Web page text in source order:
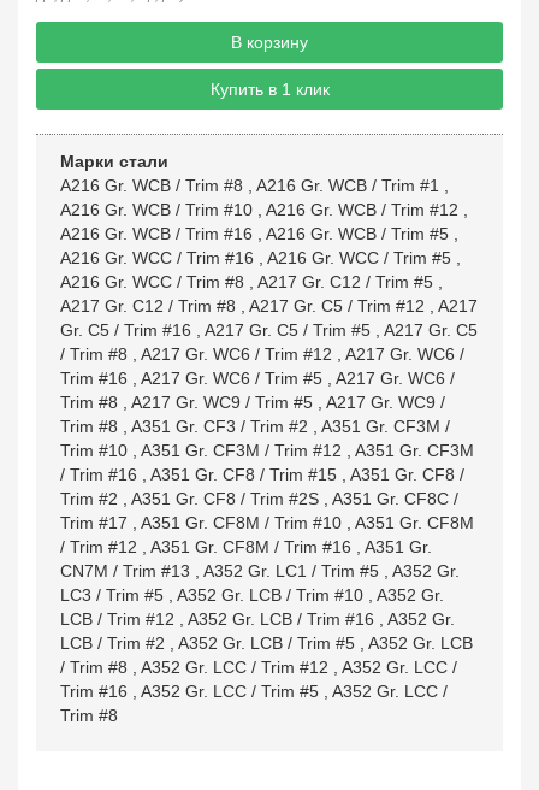
В корзину
Купить в 1 клик
Марки стали
A216 Gr. WCB / Trim #8
A216 Gr. WCB / Trim #1
A216 Gr. WCB / Trim #10
A216 Gr. WCB / Trim #12
A216 Gr. WCB / Trim #16
A216 Gr. WCB / Trim #5
A216 Gr. WCC / Trim #16
A216 Gr. WCC / Trim #5
A216 Gr. WCC / Trim #8
A217 Gr. C12 / Trim #5
A217 Gr. C12 / Trim #8
A217 Gr. C5 / Trim #12
A217
Gr. C5 / Trim #16
A217 Gr. C5 / Trim #5
A217 Gr. C5
/ Trim #8
A217 Gr. WC6 / Trim #12
A217 Gr. WC6 /
Trim #16
A217 Gr. WC6 / Trim #5
A217 Gr. WC6 /
Trim #8
A217 Gr. WC9 / Trim #5
A217 Gr. WC9 /
Trim #8
A351 Gr. CF3 / Trim #2
A351 Gr. CF3M /
Trim #10
A351 Gr. CF3M / Trim #12
A351 Gr. CF3M
/ Trim #16
A351 Gr. CF8 / Trim #15
A351 Gr. CF8 /
Trim #2
A351 Gr. CF8 / Trim #2S
A351 Gr. CF8C /
Trim #17
A351 Gr. CF8M / Trim #10
A351 Gr. CF8M
/ Trim #12
A351 Gr. CF8M / Trim #16
A351 Gr.
CN7M / Trim #13
A352 Gr. LC1 / Trim #5
A352 Gr.
LC3 / Trim #5
A352 Gr. LCB / Trim #10
A352 Gr.
LCB / Trim #12
A352 Gr. LCB / Trim #16
A352 Gr.
LCB / Trim #2
A352 Gr. LCB / Trim #5
A352 Gr. LCB
/ Trim #8
A352 Gr. LCC / Trim #12
A352 Gr. LCC /
Trim #16
A352 Gr. LCC / Trim #5
A352 Gr. LCC /
Trim #8